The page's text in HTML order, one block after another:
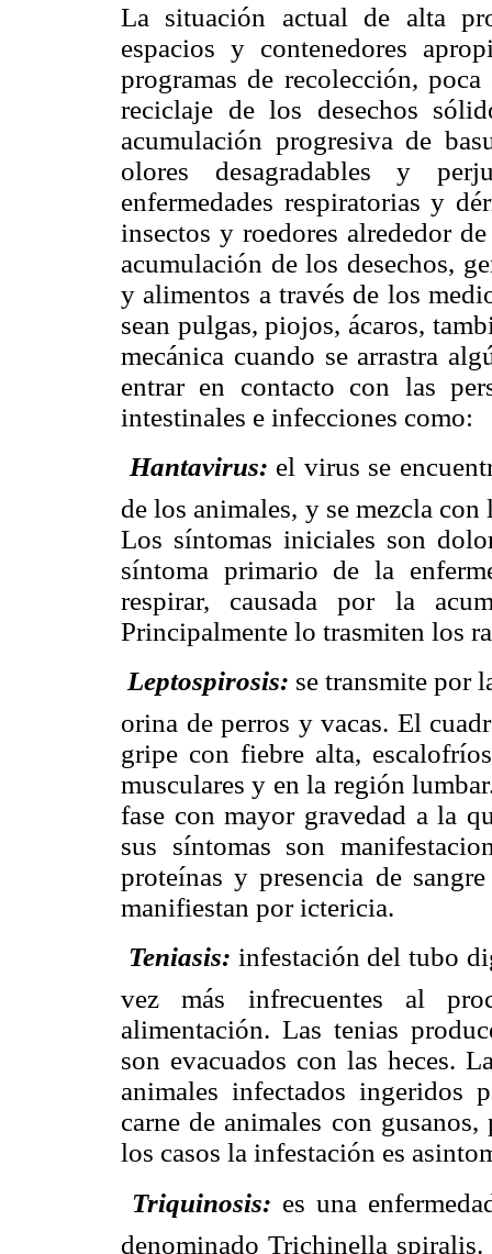
La situación actual de alta
espacios y contenedores
programas de recolección,
reciclaje de los desechos
acumulación progresiva de
olores desagradables y
enfermedades respiratorias y
insectos y roedores alrededor
acumulación de los desechos,
y alimentos a través de los
sean pulgas, piojos, ácaros,
mecánica cuando se arrastra
entrar en contacto con las
intestinales e infecciones como:
Hantavirus: el virus se
de los animales, y se mezcla
Los síntomas iniciales son
síntoma primario de la
respirar, causada por la
Principalmente lo trasmiten los
Leptospirosis: se transmite por
orina de perros y vacas. El
gripe con fiebre alta,
musculares y en la región
fase con mayor gravedad a la
sus síntomas son
proteínas y presencia de
manifiestan por ictericia.
Teniasis: infestación del tubo
vez más infrecuentes al
alimentación. Las tenias
son evacuados con las heces.
animales infectados ingeridos
carne de animales con
los casos la infestación es
Triquinosis: es una
denominado Trichinella